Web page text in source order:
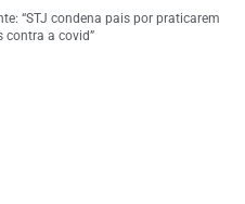
“STJ condena pais por praticarem
contra a covid”